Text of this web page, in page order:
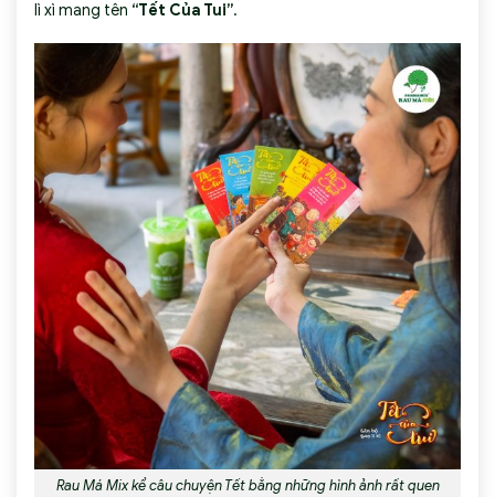
lì xì mang tên “Tết Của Tui”.
Rau Má Mix kể câu chuyện Tết bằng những hình ảnh rất quen